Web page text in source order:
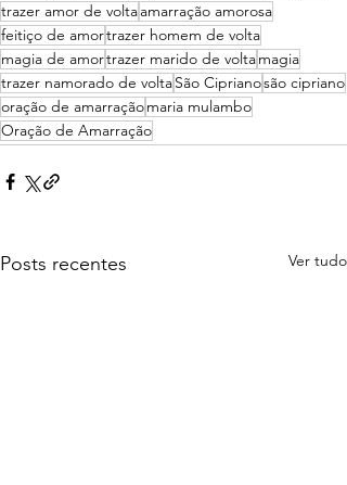
trazer amor de voltaamarração amorosa
feitiço de amortrazer homem de volta
magia de amortrazer marido de voltamagia
trazer namorado de voltaSão Ciprianosão cipriano
oração de amarraçãomaria mulambo
Oração de Amarração
Posts recentes Ver tudo